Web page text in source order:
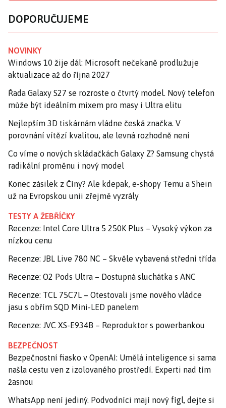
DOPORUČUJEME
NOVINKY
Windows 10 žije dál: Microsoft nečekaně prodlužuje
aktualizace až do října 2027
Řada Galaxy S27 se rozroste o čtvrtý model. Nový telefon
může být ideálním mixem pro masy i Ultra elitu
Nejlepším 3D tiskárnám vládne česká značka. V
porovnání vítězí kvalitou, ale levná rozhodně není
Co víme o nových skládačkách Galaxy Z? Samsung chystá
radikální proměnu i nový model
Konec zásilek z Číny? Ale kdepak, e-shopy Temu a Shein
už na Evropskou unii zřejmě vyzrály
TESTY A ŽEBŘÍČKY
Recenze: Intel Core Ultra 5 250K Plus – Vysoký výkon za
nízkou cenu
Recenze: JBL Live 780 NC – Skvěle vybavená střední třída
Recenze: O2 Pods Ultra – Dostupná sluchátka s ANC
Recenze: TCL 75C7L – Otestovali jsme nového vládce
jasu s obřím SQD Mini-LED panelem
Recenze: JVC XS-E934B – Reproduktor s powerbankou
BEZPEČNOST
Bezpečnostní fiasko v OpenAI: Umělá inteligence si sama
našla cestu ven z izolovaného prostředí. Experti nad tím
žasnou
WhatsApp není jediný. Podvodníci mají nový fígl, dejte si